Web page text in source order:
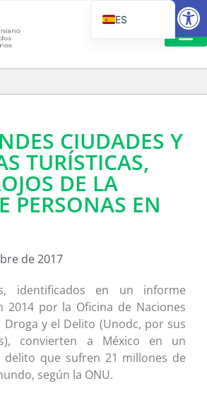
CIUDADES Y
TURÍSTICAS,
DE LA
PERSONAS EN
de 2017
identificados en un informe
2014 por la Oficina de Naciones
y el Delito (Unodc, por sus
convierten a México en un
que sufren 21 millones de
según la ONU.
ES
EN